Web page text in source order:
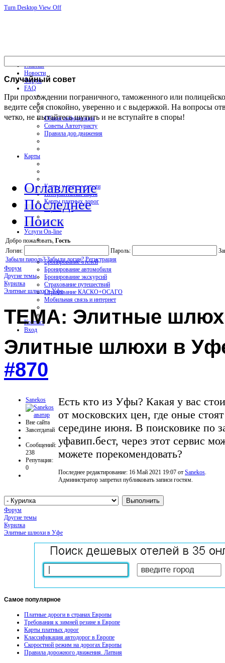
Turn Desktop View Off
Главная
Новости
Форум
FAQ
Общая информация
Советы Автотуристу
Правила дор.движения
Карты
Карты и путеводители
Интерактивная карта
Карты платных дорог
Карта сайта
Услуги On-line
Бронирование отелей
Бронирование автомобиля
Бронирование экскурсий
Страхование путешествий
Страхование КАСКО+ОСАГО
Мобильная связь и интернет
Контакт
Вход
Случайный совет
При прохождении пограничного, таможенного или
ведите себя спокойно, уверенно и с выдержкой. На вопросы
четко, не пытайтесь шутить и не вступайте в споры!
Оглавление
Последнее
Поиск
Добро пожаловать, Гость
Логин:
Пароль:
Забыли пароль? Забыли логин? Регистрация
Форум
Другие темы
Курилка
Элитные шлюхи в Уфе
ТЕМА: Элитные
Элитные шлюхи в
#870
Sanekos
Вне сайта
Завсегдатай
Сообщений:
238
Репутация:
0
Есть кто из Уфы? Какая у вас
от московских цен, где оные
середине июня. В поисковике по
уфавип.бест, через этот сервис
можете порекомендовать?
Последнее редактирование: 16 Май 2021 19:07 от Sanekos
Администратор запретил публиковать записи гостям.
Форум
Другие темы
Курилка
Элитные шлюхи в Уфе
Самое популярное
Платные дороги в странах Европы
Требования к зимней резине в Европе
Карты платных дорог
Классификация автодорог в Европе
Скоростной режим на дорогах Европы
Правила дорожного движения. Латвия